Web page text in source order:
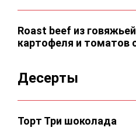
Roast beef из
картофеля и томатов
Десерты
Торт Три шоколада